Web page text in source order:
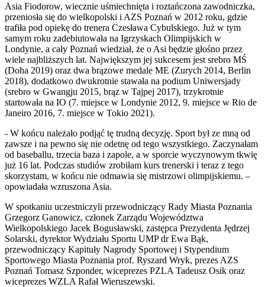
Asia Fiodorow, wiecznie uśmiechnięta i roztańczona zawodniczka,
przeniosła się do wielkopolski i AZS Poznań w 2012 roku, gdzie
trafiła pod opiekę do trenera Czesława Cybulskiego. Już w tym
samym roku zadebiutowała na Igrzyskach Olimpijskich w
Londynie, a cały Poznań wiedział, że o Asi będzie głośno przez
wiele najbliższych lat. Największym jej sukcesem jest srebro MŚ
(Doha 2019) oraz dwa brązowe medale ME (Zurych 2014, Berlin
2018), dodatkowo dwukrotnie stawała na podium Uniwersjady
(srebro w Gwangju 2015, brąz w Tajpej 2017), trzykrotnie
startowała na IO (7. miejsce w Londynie 2012, 9. miejsce w Rio de
Janeiro 2016, 7. miejsce w Tokio 2021).
- W końcu należało podjąć tę trudną decyzję. Sport był ze mną od
zawsze i na pewno się nie odetnę od tego wszystkiego. Zaczynałam
od baseballu, trzecia baza i zapole, a w sporcie wyczynowym tkwię
już 16 lat. Podczas studiów zrobiłam kurs trenerski i teraz z tego
skorzystam, w końcu nie odmawia się mistrzowi olimpijskiemu. –
opowiadała wzruszona Asia.
W spotkaniu uczestniczyli przewodniczący Rady Miasta Poznania
Grzegorz Ganowicz, członek Zarządu Województwa
Wielkopolskiego Jacek Bogusławski, zastępca Prezydenta Jędrzej
Solarski, dyrektor Wydziału Sportu UMP dr Ewa Bąk,
przewodniczący Kapituły Nagrody Sportowej i Stypendium
Sportowego Miasta Poznania prof. Ryszard Wryk, prezes AZS
Poznań Tomasz Szponder, wiceprezes PZLA Tadeusz Osik oraz
wiceprezes WZLA Rafał Wieruszewski.